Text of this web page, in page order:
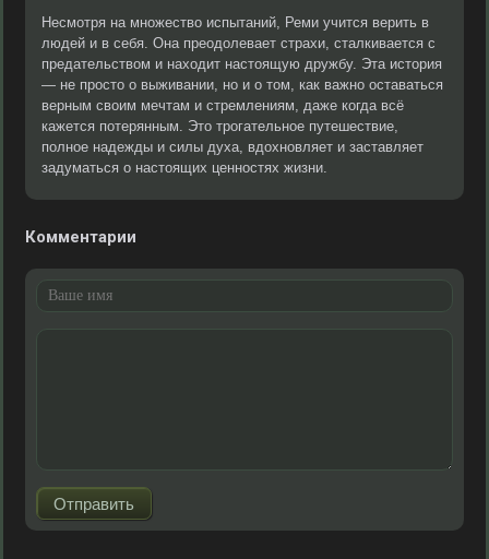
Несмотря на множество испытаний, Реми учится верить в
людей и в себя. Она преодолевает страхи, сталкивается с
предательством и находит настоящую дружбу. Эта история
— не просто о выживании, но и о том, как важно оставаться
верным своим мечтам и стремлениям, даже когда всё
кажется потерянным. Это трогательное путешествие,
полное надежды и силы духа, вдохновляет и заставляет
задуматься о настоящих ценностях жизни.
Комментарии